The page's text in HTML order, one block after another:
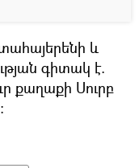
և
գիտակ է.
քաղաքի Սուրբ